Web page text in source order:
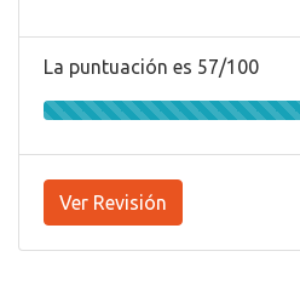
La puntuación es 57/100
Ver Revisión